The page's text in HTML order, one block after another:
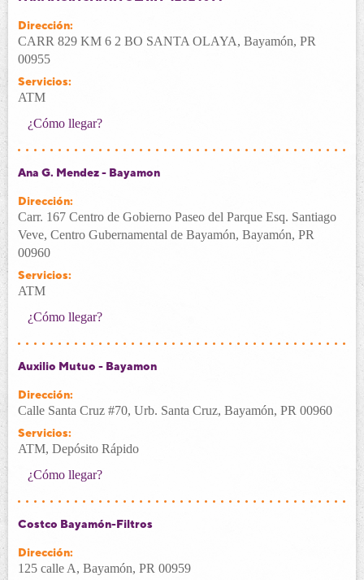
Dirección:
CARR 829 KM 6 2 BO SANTA OLAYA, Bayamón, PR
00955
Servicios:
ATM
¿Cómo llegar?
Ana G. Mendez - Bayamon
Dirección:
Carr. 167 Centro de Gobierno Paseo del Parque Esq. Santiago
Veve, Centro Gubernamental de Bayamón, Bayamón, PR
00960
Servicios:
ATM
¿Cómo llegar?
Auxilio Mutuo - Bayamon
Dirección:
Calle Santa Cruz #70, Urb. Santa Cruz, Bayamón, PR 00960
Servicios:
ATM, Depósito Rápido
¿Cómo llegar?
Costco Bayamón-Filtros
Dirección:
125 calle A, Bayamón, PR 00959